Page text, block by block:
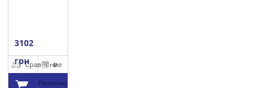
3102
грнСравнение
В
Рассрочку